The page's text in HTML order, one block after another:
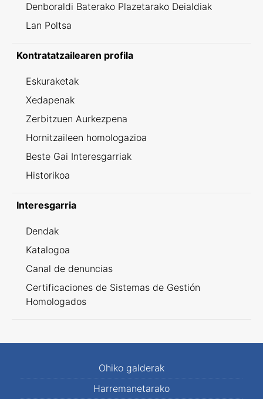
Denboraldi Baterako Plazetarako Deialdiak
Lan Poltsa
Kontratatzailearen profila
Eskuraketak
Xedapenak
Zerbitzuen Aurkezpena
Hornitzaileen homologazioa
Beste Gai Interesgarriak
Historikoa
Interesgarria
Dendak
Katalogoa
Canal de denuncias
Certificaciones de Sistemas de Gestión
Homologados
Ohiko galderak
Harremanetarako